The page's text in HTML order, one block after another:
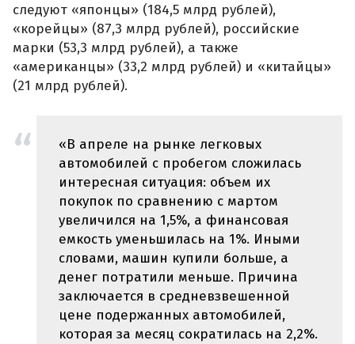
следуют «японцы» (184,5 млрд рублей),
«корейцы» (87,3 млрд рублей), российские
марки (53,3 млрд рублей), а также
«американцы» (33,2 млрд рублей) и «китайцы»
(21 млрд рублей).
«В апреле на рынке легковых
автомобилей с пробегом сложилась
интересная ситуация: объем их
покупок по сравнению с мартом
увеличился на 1,5%, а финансовая
емкость уменьшилась на 1%. Иными
словами, машин купили больше, а
денег потратили меньше. Причина
заключается в средневзвешенной
цене подержанных автомобилей,
которая за месяц сократилась на 2,2%.